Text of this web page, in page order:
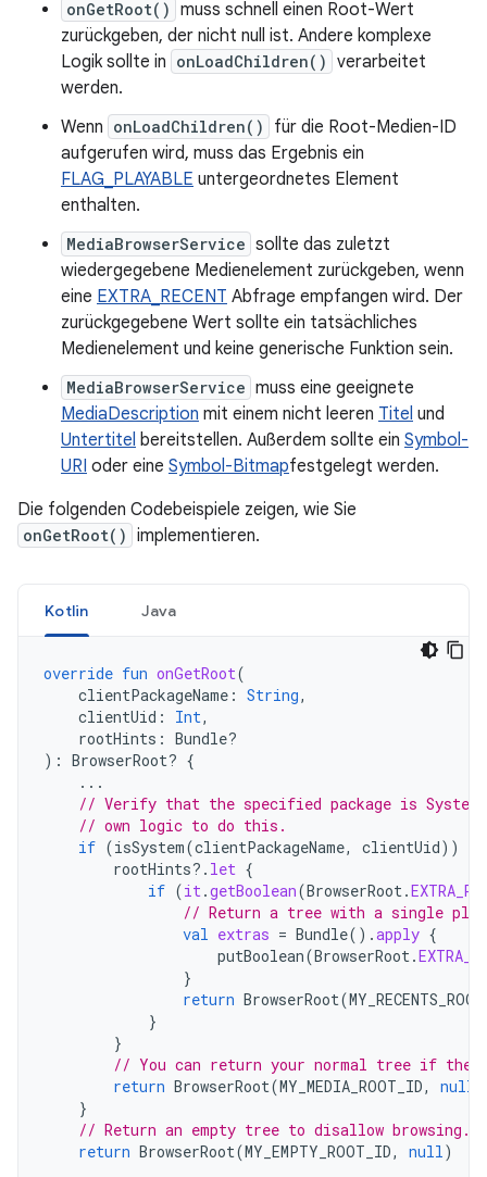
onGetRoot() muss schnell einen Root-Wert
zurückgeben, der nicht null ist. Andere komplexe
Logik sollte in onLoadChildren() verarbeitet
werden.
Wenn onLoadChildren()
für die Root-Medien-ID
aufgerufen wird, muss das Ergebnis ein
FLAG_PLAYABLE untergeordnetes Element
enthalten.
MediaBrowserService sollte das zuletzt
wiedergegebene Medienelement zurückgeben, wenn
eine EXTRA_RECENT Abfrage empfangen wird. Der
zurückgegebene Wert sollte ein tatsächliches
Medienelement und keine generische Funktion sein.
MediaBrowserService muss eine geeignete
MediaDescription mit einem nicht leeren Titel und
Untertitel bereitstellen. Außerdem sollte ein Symbol-
URI oder eine Symbol-Bitmapfestgelegt werden.
Die folgenden Codebeispiele zeigen, wie Sie
onGetRoot() implementieren.
Kotlin Java
override fun onGetRoot(
clientPackageName : String,
clientUid : Int,
rootHints : Bundle?
): BrowserRoot? {
...
// Verify that the specified package is
// own logic to do this.
if (isSystem(clientPackageName, clientUid))
rootHints?. let {
if (it.getBoolean(BrowserRoot.
// Return a tree with a single
val extras = Bundle().apply {
putBoolean(BrowserRoot.
}
return BrowserRoot(
}
}
// You can return your normal tree if the
return BrowserRoot(MY_MEDIA_ROOT_ID, null
}
// Return an empty tree to disallow browsing.
return BrowserRoot(MY_EMPTY_ROOT_ID, null)